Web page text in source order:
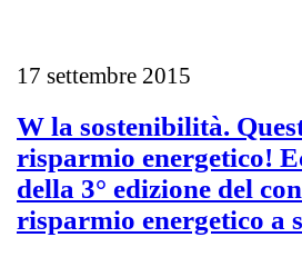
17 settembre 2015
W la sostenibilità.
risparmio energetico!
della 3° edizione del
risparmio energetico a